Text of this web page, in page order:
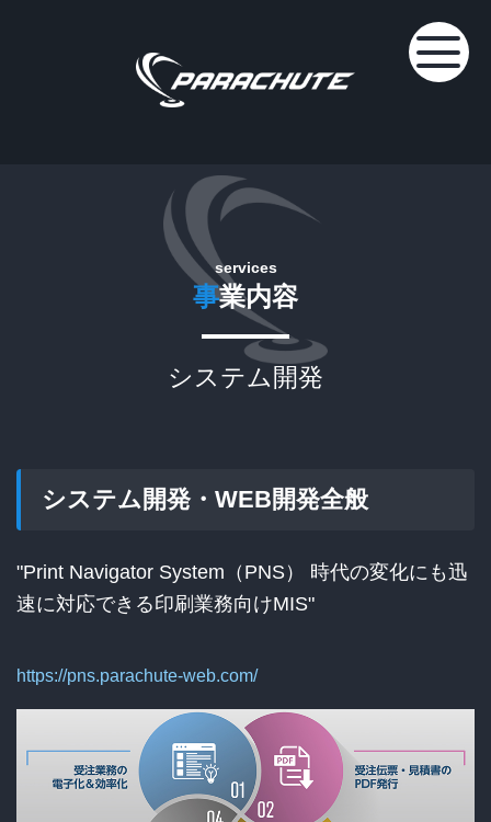
services
事業内容
システム開発
システム開発・WEB開発全般
"Print Navigator System（PNS） 時代の変化にも迅
速に対応できる印刷業務向けMIS"
https://pns.parachute-web.com/